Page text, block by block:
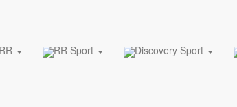
RR RR Sport Discovery Sport